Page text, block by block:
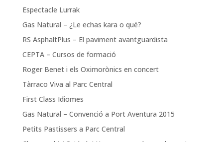
Espectacle Lurrak
Gas Natural – ¿Le echas kara o qué?
RS AsphaltPlus – El paviment avantguardista
CEPTA – Cursos de formació
Roger Benet i els Oximorònics en concert
Tàrraco Viva al Parc Central
First Class Idiomes
Gas Natural – Convenció a Port Aventura 2015
Petits Pastissers a Parc Central